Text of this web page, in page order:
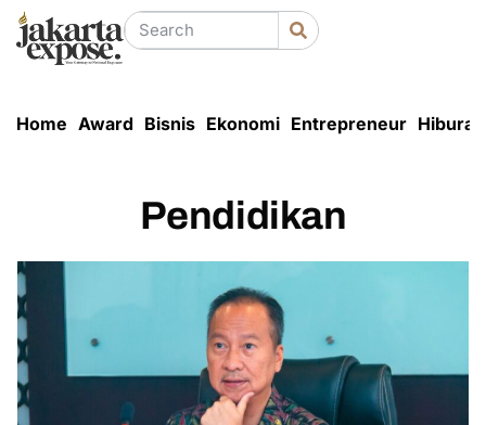
Home Award Bisnis Ekonomi Entrepreneur Hiburan
Pendidikan